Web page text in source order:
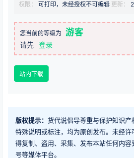
权限：
可打印，未经授权不可编辑 更新：
您当前的等级为 游客
请先 登录
站内下载
版权提示： 货代说倡导尊重与保护知识
特殊说明或标注，均为原创发布。未经
得复制、盗用、采集、发布本站任何内
号等媒体平台。